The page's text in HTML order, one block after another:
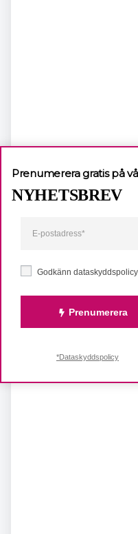
Godkänn
Prenumerera
Prenumerera gratis på
NYHETSBREV
*Dataskyddspolicy